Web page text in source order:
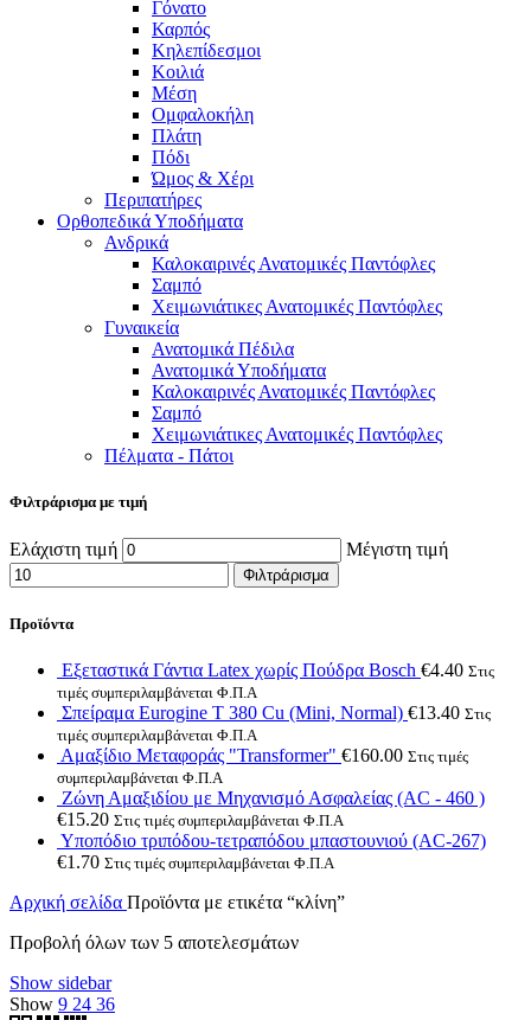
Γόνατο
Καρπός
Κηλεπίδεσμοι
Κοιλιά
Μέση
Ομφαλοκήλη
Πλάτη
Πόδι
Ώμος & Χέρι
Περιπατήρες
Ορθοπεδικά Υποδήματα
Ανδρικά
Καλοκαιρινές Ανατομικές Παντόφλες
Σαμπό
Χειμωνιάτικες Ανατομικές Παντόφλες
Γυναικεία
Ανατομικά Πέδιλα
Ανατομικά Υποδήματα
Καλοκαιρινές Ανατομικές Παντόφλες
Σαμπό
Χειμωνιάτικες Ανατομικές Παντόφλες
Πέλματα - Πάτοι
Φιλτράρισμα με τιμή
Ελάχιστη τιμή Μέγιστη τιμή
Φιλτράρισμα
Προϊόντα
Εξεταστικά Γάντια Latex χωρίς Πούδρα Bosch €4.40 Στις
τιμές συμπεριλαμβάνεται Φ.Π.Α
Σπείραμα Eurogine Τ 380 Cu (Mini, Normal) €13.40 Στις
τιμές συμπεριλαμβάνεται Φ.Π.Α
Αμαξίδιο Μεταφοράς "Transformer" €160.00 Στις τιμές
συμπεριλαμβάνεται Φ.Π.Α
Ζώνη Αμαξιδίου με Μηχανισμό Ασφαλείας (AC - 460 )
€15.20 Στις τιμές συμπεριλαμβάνεται Φ.Π.Α
Υποπόδιο τριπόδου-τετραπόδου μπαστουνιού (AC-267)
€1.70 Στις τιμές συμπεριλαμβάνεται Φ.Π.Α
Αρχική σελίδα Προϊόντα με ετικέτα “κλίνη”
Προβολή όλων των 5 αποτελεσμάτων
Show sidebar
Show 9 24 36